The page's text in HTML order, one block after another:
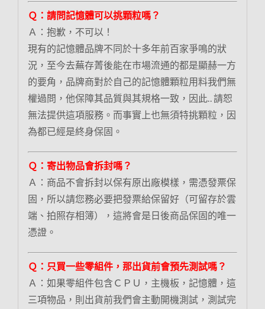
Ｑ：請問記憶體可以挑顆粒嗎？
Ａ：抱歉，不可以！
現有的記憶體品牌不同於十多年前百家爭鳴的狀
況，至今去蕪存菁後能在市場流通的都是顯赫一方
的要角，品牌商對於自己的記憶體顆粒用料我們無
權過問，他保障其品質與其規格一致，因此.. 請恕
無法提供這項服務。而事實上也無須特挑顆粒，因
為都已經是終身保固。
Ｑ：寄出物品會拆封嗎？
Ａ：商品不會拆封以保有原出廠模樣，需憑發票保
固，所以請您務必要把發票給保留好（可留存於雲
端、拍照存相簿），這將會是日後商品保固的唯一
憑證。
Ｑ：只買一些零組件，那出貨前會預先測試嗎？
Ａ：如果零組件包含ＣＰＵ，主機板，記憶體，這
三項物品，則出貨前我們會主動開機測試，測試完